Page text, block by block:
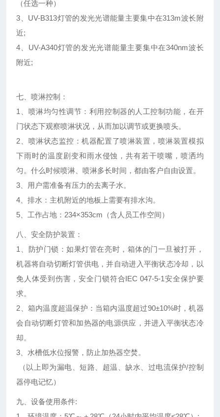
（任选一种）
3、UV-B313灯管的发光光谱能量主要集中在313m波长附
近;
4、UV-A340灯管的发光光谱能量主要集中在340nm波长
附近;
七、喷淋控制：
1、喷淋均匀性调节：利用控制器的人工控制功能，在开
门状态下观察喷淋状况，从而加以调节或更换喷头。
2、喷淋状态监控：机器配置了喷淋装置，喷淋装置模拟
下雨时的温度剧变和雨水侵蚀，共有若干喷嘴，喷洒均
匀。什么时候喷淋、喷淋多长时间，都由客户自由设置。
3、用户需准备有压力的去离子水。
4、排水：主机附近的地板上需要有排水沟。
5、工作占地：234×353cm（含人员工作空间）
八、安全防护装置：
1、防护门锁：如果灯管在亮时，箱体的门一旦被打开，
机器将自动切断灯管供电，并自动进入平衡状态冷却，以
免人体受到伤害，安全门锁符合IEC 047-5-1安全保护要
求。
2、箱内温度超温保护：当箱内温度超过90±10%时，机器
会自动切断灯管和加热器的电源供应，并进入平衡状态冷
却。
3、水槽低水位报警，防止加热器空焚。
（以上即为漏电、短路、超温、缺水、过电流保护/控制
器停电记忆）
九、设备使用条件: